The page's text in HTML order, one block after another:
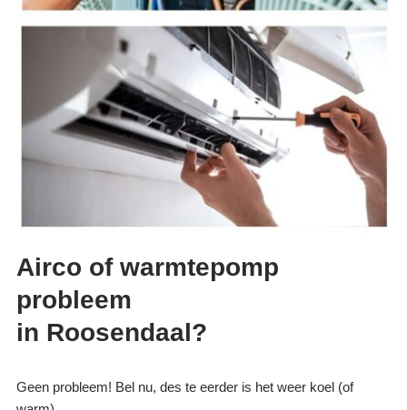
Airco of warmtepomp
probleem
in Roosendaal?
Geen probleem! Bel nu, des te eerder is het weer koel (of